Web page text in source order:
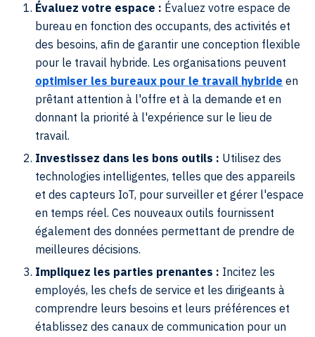
Évaluez votre espace : Évaluez votre espace de
bureau en fonction des occupants, des activités et
des besoins, afin de garantir une conception flexible
pour le travail hybride. Les organisations peuvent
optimiser les bureaux pour le travail hybride en
prêtant attention à l'offre et à la demande et en
donnant la priorité à l'expérience sur le lieu de
travail.
Investissez dans les bons outils : Utilisez des
technologies intelligentes, telles que des appareils
et des capteurs IoT, pour surveiller et gérer l'espace
en temps réel. Ces nouveaux outils fournissent
également des données permettant de prendre de
meilleures décisions.
Impliquez les parties prenantes : Incitez les
employés, les chefs de service et les dirigeants à
comprendre leurs besoins et leurs préférences et
établissez des canaux de communication pour un